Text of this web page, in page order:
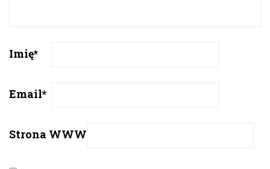
Imię*
Email*
Strona WWW